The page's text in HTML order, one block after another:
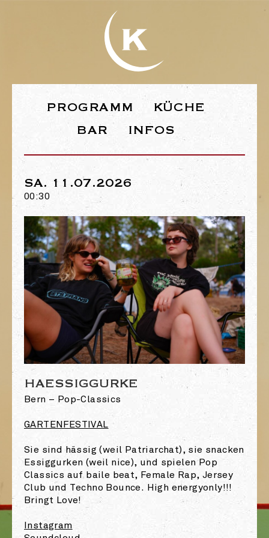
PROGRAMM
KÜCHE
BAR
INFOS
SA. 11.07.2026
00:30
HAESSIGGURKE
Bern – Pop-Classics
GARTENFESTIVAL
Sie sind hässig (weil Patriarchat), sie snacken
Essiggurken (weil nice), und spielen Pop
Classics auf baile beat, Female Rap, Jersey
Club und Techno Bounce. High energyonly!!!
Bringt Love!
Instagram